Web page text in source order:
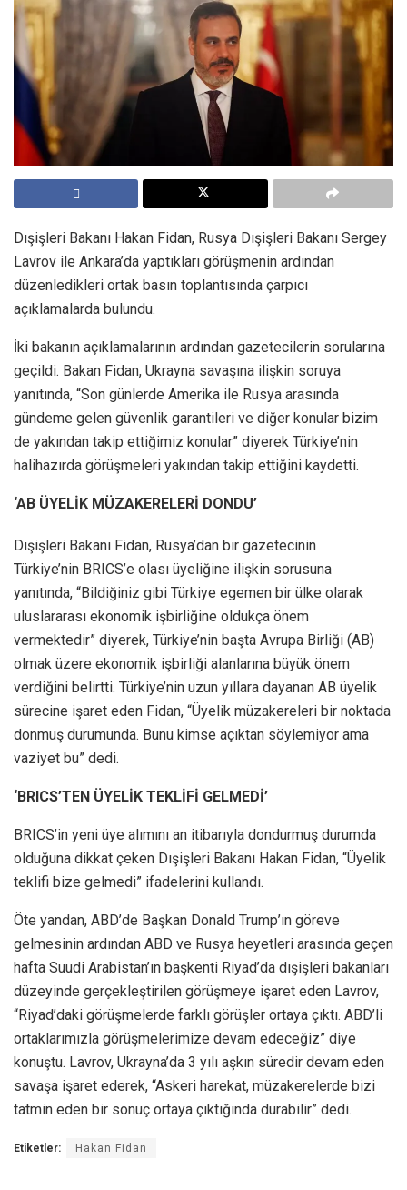
Dışişleri Bakanı Hakan Fidan, Rusya Dışişleri Bakanı Sergey
Lavrov ile Ankara’da yaptıkları görüşmenin ardından
düzenledikleri ortak basın toplantısında çarpıcı
açıklamalarda bulundu.
İki bakanın açıklamalarının ardından gazetecilerin sorularına
geçildi. Bakan Fidan, Ukrayna savaşına ilişkin soruya
yanıtında, “Son günlerde Amerika ile Rusya arasında
gündeme gelen güvenlik garantileri ve diğer konular bizim
de yakından takip ettiğimiz konular” diyerek Türkiye’nin
halihazırda görüşmeleri yakından takip ettiğini kaydetti.
‘AB ÜYELİK MÜZAKERELERİ DONDU’
Dışişleri Bakanı Fidan, Rusya’dan bir gazetecinin
Türkiye’nin BRICS’e olası üyeliğine ilişkin sorusuna
yanıtında, “Bildiğiniz gibi Türkiye egemen bir ülke olarak
uluslararası ekonomik işbirliğine oldukça önem
vermektedir” diyerek, Türkiye’nin başta Avrupa Birliği (AB)
olmak üzere ekonomik işbirliği alanlarına büyük önem
verdiğini belirtti. Türkiye’nin uzun yıllara dayanan AB üyelik
sürecine işaret eden Fidan, “Üyelik müzakereleri bir noktada
donmuş durumunda. Bunu kimse açıktan söylemiyor ama
vaziyet bu” dedi.
‘BRICS’TEN ÜYELİK TEKLİFİ GELMEDİ’
BRICS’in yeni üye alımını an itibarıyla dondurmuş durumda
olduğuna dikkat çeken Dışişleri Bakanı Hakan Fidan, “Üyelik
teklifi bize gelmedi” ifadelerini kullandı.
Öte yandan, ABD’de Başkan Donald Trump’ın göreve
gelmesinin ardından ABD ve Rusya heyetleri arasında geçen
hafta Suudi Arabistan’ın başkenti Riyad’da dışişleri bakanları
düzeyinde gerçekleştirilen görüşmeye işaret eden Lavrov,
“Riyad’daki görüşmelerde farklı görüşler ortaya çıktı. ABD’li
ortaklarımızla görüşmelerimize devam edeceğiz” diye
konuştu. Lavrov, Ukrayna’da 3 yılı aşkın süredir devam eden
savaşa işaret ederek, “Askeri harekat, müzakerelerde bizi
tatmin eden bir sonuç ortaya çıktığında durabilir” dedi.
Etiketler: Hakan Fidan